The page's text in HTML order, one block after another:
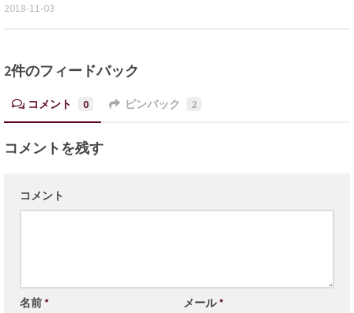
2018-11-03
2件のフィードバック
コメント 0 ピンバック 2
コメントを残す
コメント
名前* メール*